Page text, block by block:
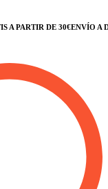
DE 30€ ENVÍO A